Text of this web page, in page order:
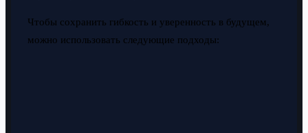
Чтобы сохранить гибкость и уверенность в будущем,
можно использовать следующие подходы: